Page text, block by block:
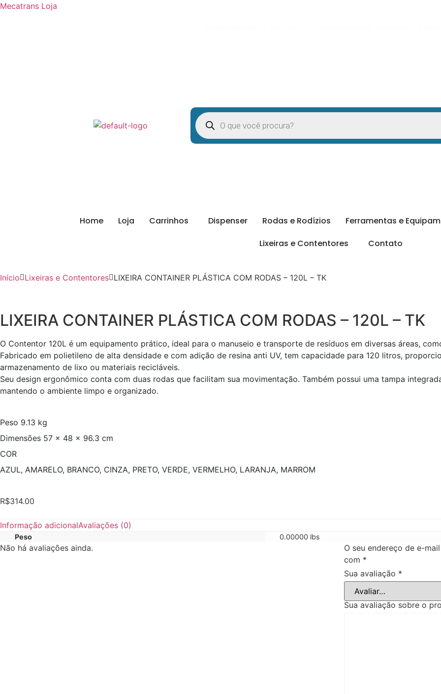
Mecatrans Loja
Home Loja Carrinhos Dispenser Rodas e Rodízios
Ferramentas e
Lixeiras e Contentores
Contato
Início Lixeiras e Contentores LIXEIRA CONTAINER PLÁSTICA COM RODAS – 120L – TK
LIXEIRA CONTAINER PLÁSTICA COM RODAS – 120L – TK
O Contentor 120L é um equipamento prático, ideal para o manuseio e transporte de resíduos em diversas áreas,
Fabricado em polietileno de alta densidade e com adição de resina anti UV, tem capacidade para 120 litros,
armazenamento de lixo ou materiais recicláveis.
Seu design ergonômico conta com duas rodas que facilitam sua movimentação. Também possui uma tampa
mantendo o ambiente limpo e organizado.
Peso 9.13 kg
Dimensões 57 × 48 × 96.3 cm
COR
AZUL, AMARELO, BRANCO, CINZA, PRETO, VERDE, VERMELHO, LARANJA, MARROM
R$314.00
Informação adicionalAvaliações (0)
Peso 0.00000 lbs
Não há avaliações ainda.
O seu endereço de e-
com *
Sua avaliação *
Sua avaliação sobre o